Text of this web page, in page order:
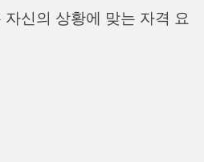
신의 상황에 맞는 자격 요